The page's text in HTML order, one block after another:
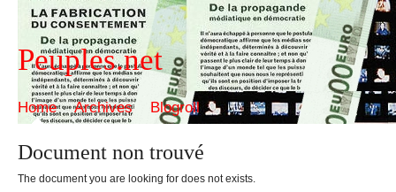
Peuples.net
Home Archives Blogroll
Document non trouvé
The document you are looking for does not exists.